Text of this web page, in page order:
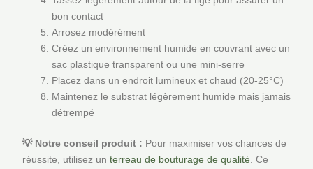
bon contact
Arrosez modérément
Créez un environnement humide en couvrant avec un
sac plastique transparent ou une mini-serre
Placez dans un endroit lumineux et chaud (20-25°C)
Maintenez le substrat légèrement humide mais jamais
détrempé
💡 Notre conseil produit : Pour maximiser vos chances de
réussite, utilisez un terreau de bouturage de qualité. Ce